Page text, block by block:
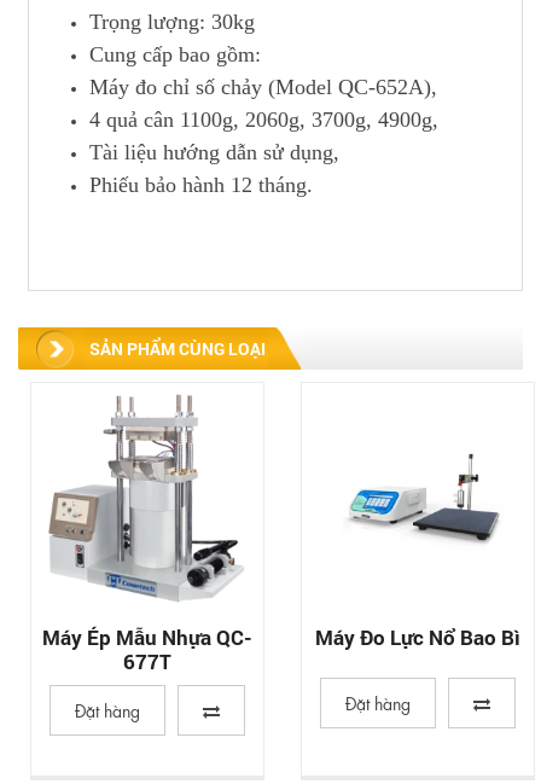
Trọng lượng: 30kg
Cung cấp bao gồm:
Máy đo chỉ số chảy (Model QC-652A),
4 quả cân 1100g, 2060g, 3700g, 4900g,
Tài liệu hướng dẫn sử dụng,
Phiếu bảo hành 12 tháng.
SẢN PHẨM CÙNG LOẠI
Máy Ép Mẫu Nhựa QC-
677T
Đặt hàng
Máy Đo Lực Nổ Bao Bì
Đặt hàng